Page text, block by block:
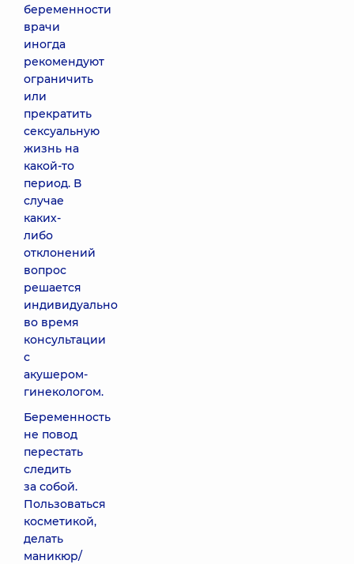
беременности
врачи
иногда
рекомендуют
ограничить
или
прекратить
сексуальную
жизнь на
какой-то
период. В
случае
каких-
либо
отклонений
вопрос
решается
индивидуально
во время
консультации
с
акушером-
гинекологом.
Беременность
не повод
перестать
следить
за собой.
Пользоваться
косметикой,
делать
маникюр/